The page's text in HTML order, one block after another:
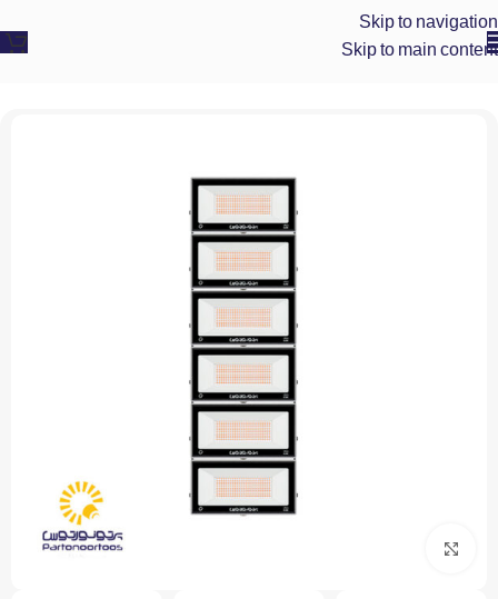
Skip to navigation
Skip to main content